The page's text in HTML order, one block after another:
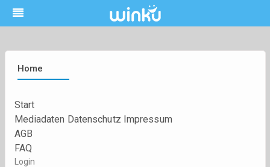
Home
Start
Mediadaten Datenschutz Impressum
AGB
FAQ
Login